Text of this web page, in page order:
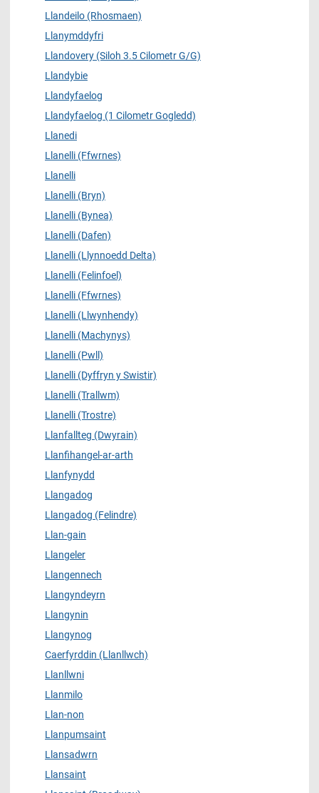
Llandeilo (Rhosmaen)
Llanymddyfri
Llandovery (Siloh 3.5 Cilometr G/G)
Llandybie
Llandyfaelog
Llandyfaelog (1 Cilometr Gogledd)
Llanedi
Llanelli (Ffwrnes)
Llanelli
Llanelli (Bryn)
Llanelli (Bynea)
Llanelli (Dafen)
Llanelli (Llynnoedd Delta)
Llanelli (Felinfoel)
Llanelli (Ffwrnes)
Llanelli (Llwynhendy)
Llanelli (Machynys)
Llanelli (Pwll)
Llanelli (Dyffryn y Swistir)
Llanelli (Trallwm)
Llanelli (Trostre)
Llanfallteg (Dwyrain)
Llanfihangel-ar-arth
Llanfynydd
Llangadog
Llangadog (Felindre)
Llan-gain
Llangeler
Llangennech
Llangyndeyrn
Llangynin
Llangynog
Caerfyrddin (Llanllwch)
Llanllwni
Llanmilo
Llan-non
Llanpumsaint
Llansadwrn
Llansaint